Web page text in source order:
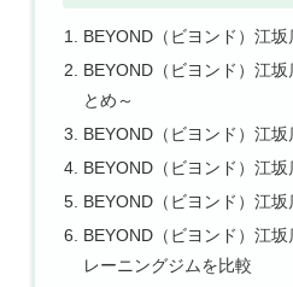
BEYOND（ビヨンド）江
BEYOND（ビヨンド）江
とめ～
BEYOND（ビヨンド）江
BEYOND（ビヨンド）江
BEYOND（ビヨンド）江
BEYOND（ビヨンド）江
レーニングジムを比較